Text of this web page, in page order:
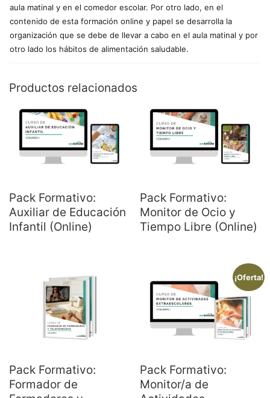
aula matinal y en el comedor escolar. Por otro lado, en el
contenido de esta formación online y papel se desarrolla la
organización que se debe de llevar a cabo en el aula matinal y por
otro lado los hábitos de alimentación saludable.
Productos relacionados
Pack Formativo:
Auxiliar de Educación
Infantil (Online)
Pack Formativo:
Monitor de Ocio y
Tiempo Libre (Online)
Pack Formativo:
Formador de
¡Oferta!
Pack Formativo:
Monitor/a de